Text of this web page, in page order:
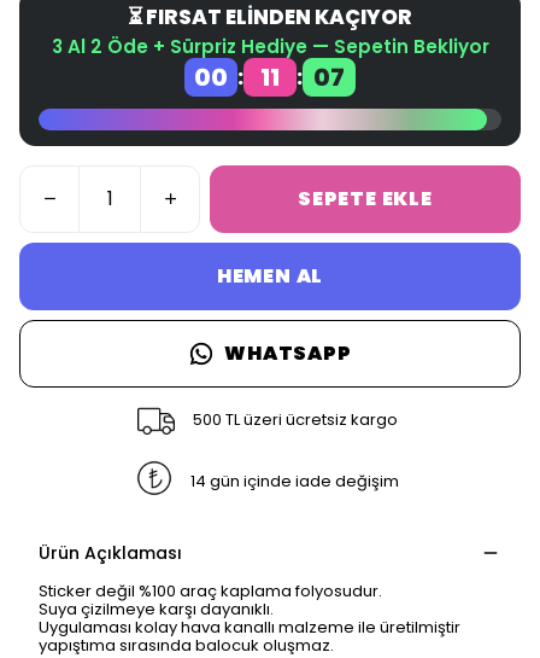
⏳ FIRSAT ELİNDEN KAÇIYOR
3 Al 2 Öde + Sürpriz Hediye — Sepetin Bekliyor
00 : 11 : 07
SEPETE EKLE
HEMEN AL
WHATSAPP
500 TL üzeri ücretsiz kargo
14 gün içinde iade değişim
Ürün Açıklaması
Sticker değil %100 araç kaplama folyosudur.
Suya çizilmeye karşı dayanıklı.
Uygulaması kolay hava kanallı malzeme ile üretilmiştir
yapıştıma sırasında balocuk oluşmaz.